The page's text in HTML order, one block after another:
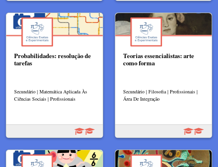
Probabilidades: resolução de
tarefas
Secundário | Matemática Aplicada Às
Ciências Sociais | Profissionais
Teorias essencialistas: arte
como forma
Secundário | Filosofia | Profissionais |
Área De Integração